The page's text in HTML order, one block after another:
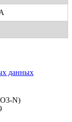
данных
N)